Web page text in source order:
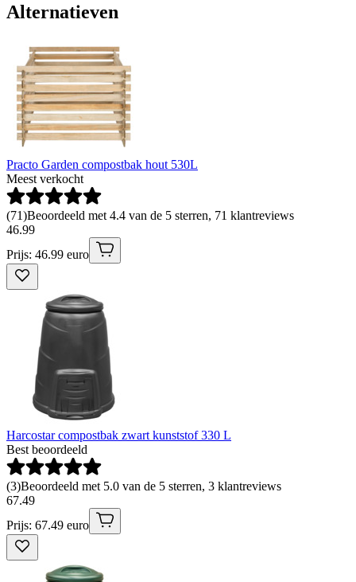
Alternatieven
Practo Garden compostbak hout 530L
Meest verkocht
(71)Beoordeeld met 4.4 van de 5 sterren, 71 klantreviews
46.99
Prijs: 46.99 euro
Harcostar compostbak zwart kunststof 330 L
Best beoordeeld
(3)Beoordeeld met 5.0 van de 5 sterren, 3 klantreviews
67.49
Prijs: 67.49 euro